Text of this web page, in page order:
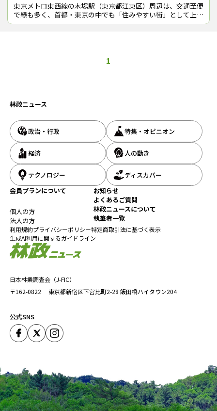
東京メトロ東西線の木場駅（東京都江東区）周辺は、交通至便
で緑も多く、首都・東京の中でも「住みやすい街」として上位
にランクされている。この地で今、新しい“木づかい”の拠点が
1
日本林業調査会（J-FIC）
〒162-0822
東京都新宿区下宮比町2-28 飯田橋ハイタウン204
公式SNS
林政ニュース
政治・行政 特集・オピニオン
経済 人の動き
テクノロジー
ディスカバー
会員プランについて
個人の方
法人の方
お知らせ
よくあるご質問
林政ニュースについて
執筆者一覧
利用規約プライバシーポリシー特定商取引法に基づく表示
生成AI利用に関するガイドライン